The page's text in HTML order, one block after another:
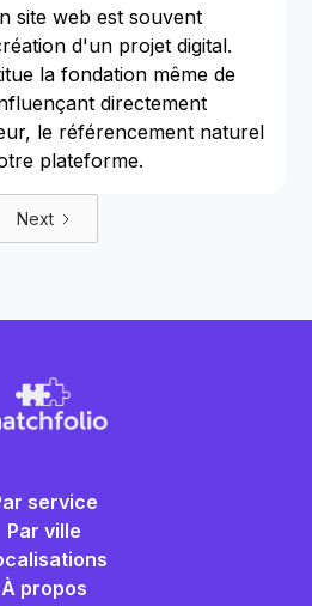
site web est souvent
d'un projet digital.
la fondation même de
directement
le référencement naturel
plateforme.
Next
service
Par ville
À propos